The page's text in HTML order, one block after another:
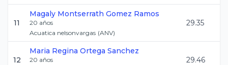
11
Magaly Montserrath Gomez Ramos
20 años
Acuatica nelsonvargas (ANV)
29.35
12
Maria Regina Ortega Sanchez
20 años
29.46